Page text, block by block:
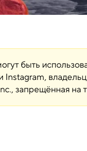
быть
Instagram,
запрещённая